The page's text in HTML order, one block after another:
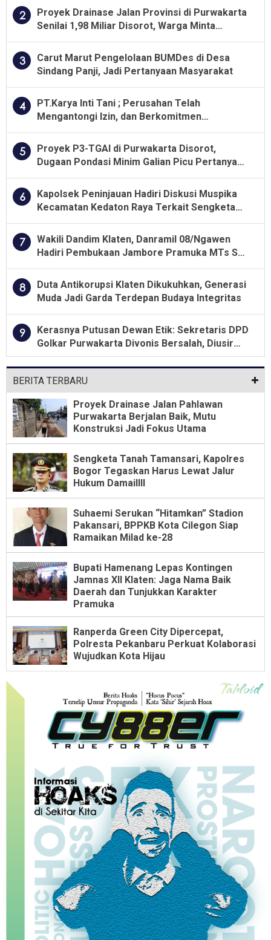
2
Proyek Drainase Jalan Provinsi di Purwakarta
Senilai 1,98 Miliar Disorot, Warga Minta
3
Carut Marut Pengelolaan BUMDes di Desa
Sindang Panji, Jadi Pertanyaan Masyarakat
4
PT.Karya Inti Tani ; Perusahan Telah
Mengantongi Izin, dan Berkomitmen
5
Proyek P3-TGAI di Purwakarta Disorot,
Dugaan Pondasi Minim Galian Picu Pertanyaan
6
Kapolsek Peninjauan Hadiri Diskusi Muspika
Kecamatan Kedaton Raya Terkait Sengketa
7
Wakili Dandim Klaten, Danramil 08/Ngawen
Hadiri Pembukaan Jambore Pramuka MTs Se-
8
Duta Antikorupsi Klaten Dikukuhkan, Generasi
Muda Jadi Garda Terdepan Budaya Integritas
9
Kerasnya Putusan Dewan Etik: Sekretaris DPD
Golkar Purwakarta Divonis Bersalah, Diusir
Dari Jabatan Selama Empat Tahun
BERITA TERBARU
Proyek Drainase Jalan Pahlawan
Purwakarta Berjalan Baik, Mutu
Konstruksi Jadi Fokus Utama
Sengketa Tanah Tamansari, Kapolres
Bogor Tegaskan Harus Lewat Jalur
Hukum Damaillll
Suhaemi Serukan “Hitamkan” Stadion
Pakansari, BPPKB Kota Cilegon Siap
Ramaikan Milad ke-28
Bupati Hamenang Lepas Kontingen
Jamnas XII Klaten: Jaga Nama Baik
Daerah dan Tunjukkan Karakter
Pramuka
Ranperda Green City Dipercepat,
Polresta Pekanbaru Perkuat Kolaborasi
Wujudkan Kota Hijau